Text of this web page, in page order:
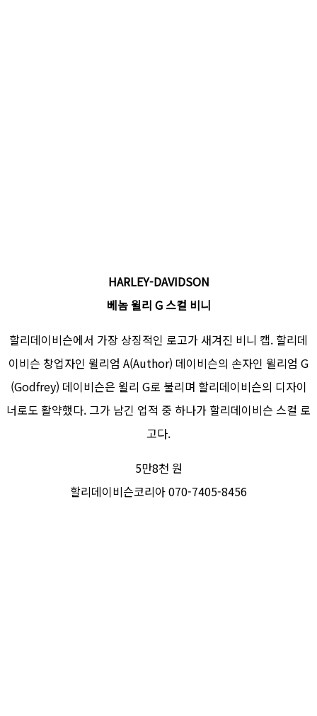
HARLEY-DAVIDSON
베놈 윌리 G 스컬 비니
할리데이비슨에서 가장 상징적인 로고가 새겨진 비니 캡. 할리데
이비슨 창업자인 윌리엄 A(Author) 데이비슨의 손자인 윌리엄 G
(Godfrey) 데이비슨은 윌리 G로 불리며 할리데이비슨의 디자이
너로도 활약했다. 그가 남긴 업적 중 하나가 할리데이비슨 스컬 로
고다.
5만8천 원
할리데이비슨코리아 070-7405-8456